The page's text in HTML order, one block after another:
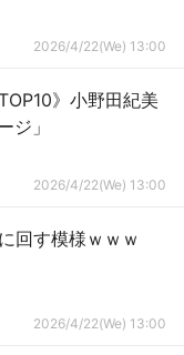
2026/4/22(We) 13:00
》小野田紀美
ジ」
2026/4/22(We) 13:00
回す模様ｗｗｗ
2026/4/22(We) 13:00